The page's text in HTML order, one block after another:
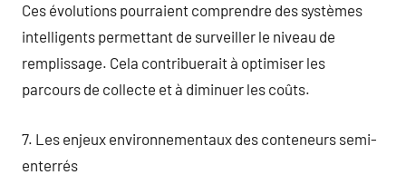
Ces évolutions pourraient comprendre des systèmes
intelligents permettant de surveiller le niveau de
remplissage. Cela contribuerait à optimiser les
parcours de collecte et à diminuer les coûts.
7. Les enjeux environnementaux des conteneurs semi-
enterrés